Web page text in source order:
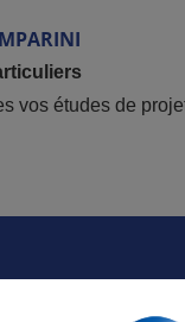
vos études de